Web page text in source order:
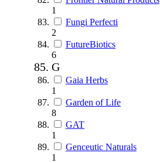
1
Fungi Perfecti
2
FutureBiotics
6
G
Gaia Herbs
1
Garden of Life
8
GAT
1
Genceutic Naturals
1